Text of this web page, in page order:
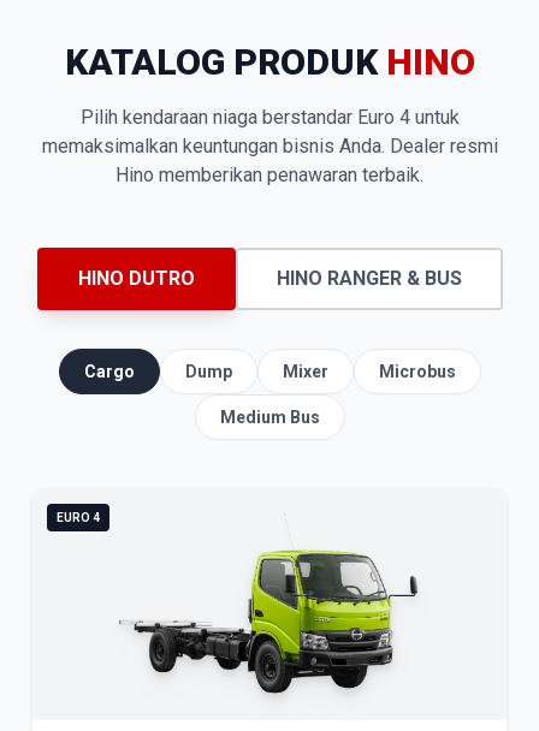
KATALOG PRODUK HINO
Pilih kendaraan niaga berstandar Euro 4 untuk
memaksimalkan keuntungan bisnis Anda. Dealer resmi
Hino memberikan penawaran terbaik.
HINO DUTRO HINO RANGER & BUS
Cargo Dump Mixer Microbus
Medium Bus
EURO 4